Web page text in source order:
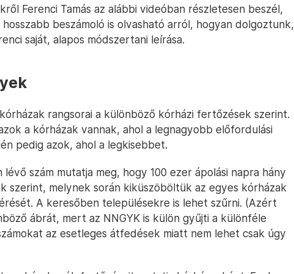
Ferenci Tamás az alábbi videóban részletesen beszél,
beszámoló is olvasható arról, hogyan dolgoztunk,
saját, alapos módszertani leírása.
rangsorai a különböző kórházi fertőzések szerint.
a kórházak vannak, ahol a legnagyobb előfordulási
pedig azok, ahol a legkisebbet.
lévő szám mutatja meg, hogy 100 ezer ápolási napra hány
szerint, melynek során kiküszöböltük az egyes kórházak
A keresőben településekre is lehet szűrni. (Azért
ábrát, mert az NNGYK is külön gyűjti a különféle
az esetleges átfedések miatt nem lehet csak úgy